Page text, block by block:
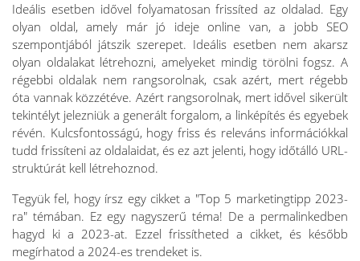
Ideális esetben idővel folyamatosan frissíted az oldalad. Egy
olyan oldal, amely már jó ideje online van, a jobb SEO
szempontjából játszik szerepet. Ideális esetben nem akarsz
olyan oldalakat létrehozni, amelyeket mindig törölni fogsz. A
régebbi oldalak nem rangsorolnak, csak azért, mert régebb
óta vannak közzétéve. Azért rangsorolnak, mert idővel sikerült
tekintélyt jelezniük a generált forgalom, a linképítés és egyebek
révén. Kulcsfontosságú, hogy friss és releváns információkkal
tudd frissíteni az oldalaidat, és ez azt jelenti, hogy időtálló URL-
struktúrát kell létrehoznod.
Tegyük fel, hogy írsz egy cikket a "Top 5 marketingtipp 2023-
ra" témában. Ez egy nagyszerű téma! De a permalinkedben
hagyd ki a 2023-at. Ezzel frissítheted a cikket, és később
megírhatod a 2024-es trendeket is.